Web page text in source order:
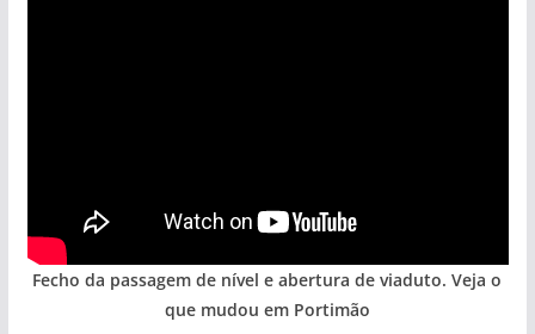
Fecho da passagem de nível e abertura de viaduto. Veja o
que mudou em Portimão